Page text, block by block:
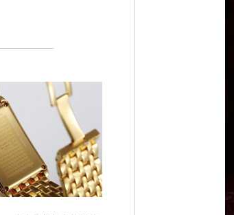
台州市椒江区东海大道1800号腾达中心东1幢20楼2002
内蒙古自治区呼和浩特市玉泉区大学西街70号华润万象
甘肃省兰州市七里河区西津西路16号兰州中心写字楼21
重庆市解放碑渝中区民权路28号英利国际金融中心写字
黑龙江省大庆市萨尔图区会战大街腕表时光售后服务中心
黑龙江省鹤岗市向阳区红军路腕表时光售后服务中心（需
黑龙江省黑河市爱辉区中央街腕表时光售后服务中心（需
黑龙江省鸡西市鸡冠区红军路腕表时光售后服务中心（需
黑龙江省佳木斯市向阳区长安路腕表时光售后服务中心（
黑龙江省牡丹江市东安区太平路腕表时光售后服务中心（
黑龙江省七台河市桃山区大同街腕表时光售后服务中心（